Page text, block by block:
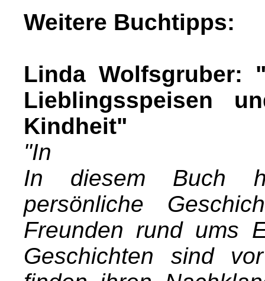
Weitere Buchtipps:
Linda Wolfsgruber:
Lieblingsspeisen
Kindheit"
"In
In diesem Buch
persönliche
Freunden rund ums
Geschichten sind